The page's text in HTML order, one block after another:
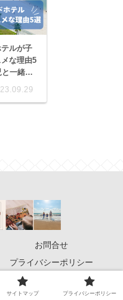
ルが子
な理由5
一緒に
在
お問合せ
プライバシーポリシー
駆使して楽しむ親子旅.
サイトマップ プライバシーポリシー